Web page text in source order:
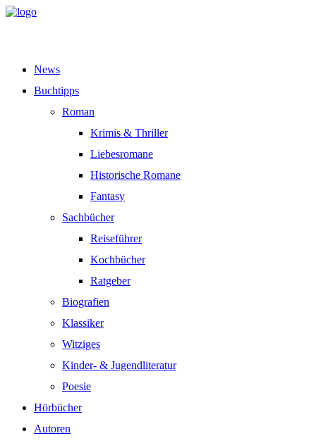
News
Buchtipps
Roman
Krimis & Thriller
Liebesromane
Historische Romane
Fantasy
Sachbücher
Reiseführer
Kochbücher
Ratgeber
Biografien
Klassiker
Witziges
Kinder- & Jugendliteratur
Poesie
Hörbücher
Autoren